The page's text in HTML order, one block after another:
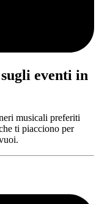
eventi in
musicali preferiti
ti piacciono per